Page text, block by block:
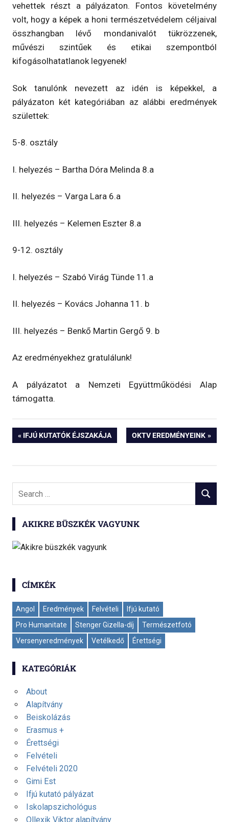
vehettek részt a pályázaton. Fontos követelmény
volt, hogy a képek a honi természetvédelem céljaival
összhangban lévő mondanivalót tükrözzenek,
művészi szintűek és etikai szempontból
kifogásolhatatlanok legyenek!
Sok tanulónk nevezett az idén is képekkel, a
pályázaton két kategóriában az alábbi eredmények
születtek:
5-8. osztály
I. helyezés – Bartha Dóra Melinda 8.a
II. helyezés – Varga Lara 6.a
III. helyezés – Kelemen Eszter 8.a
9-12. osztály
I. helyezés – Szabó Virág Tünde 11.a
II. helyezés – Kovács Johanna 11. b
III. helyezés – Benkő Martin Gergő 9. b
Az eredményekhez gratulálunk!
A pályázatot a Nemzeti Együttműködési Alap
támogatta.
Bejegyzés
PREVIOUS
IFJÚ KUTATÓK ÉJSZAKÁJA
NEXT
OKTV EREDMÉNYEINK
Search
SEARCH
AKIKRE BÜSZKÉK VAGYUNK
CÍMKÉK
Angol Eredmények Felvételi
Ifjú kutató
Pro Humanitate
Stenger Gizella-díj
Természetfotó
Versenyeredmények
Vetélkedő Érettségi
KATEGÓRIÁK
About
Alapítvány
Beiskolázás
Erasmus +
Érettségi
Felvételi
Felvételi 2020
Gimi Est
Ifjú kutató pályázat
Iskolapszichológus
Ollexik Viktor alapítvány